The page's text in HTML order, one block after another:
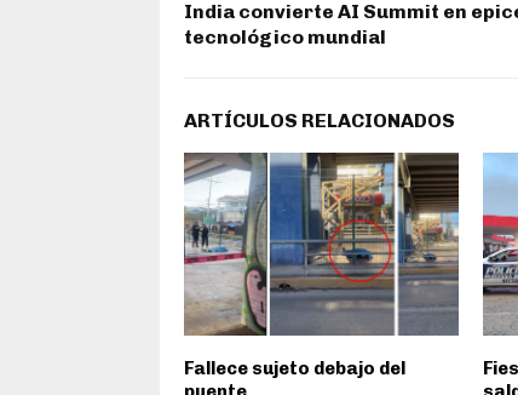
India convierte AI Summit en
tecnológico mundial
ARTÍCULOS RELACIONADOS
Fallece sujeto debajo del